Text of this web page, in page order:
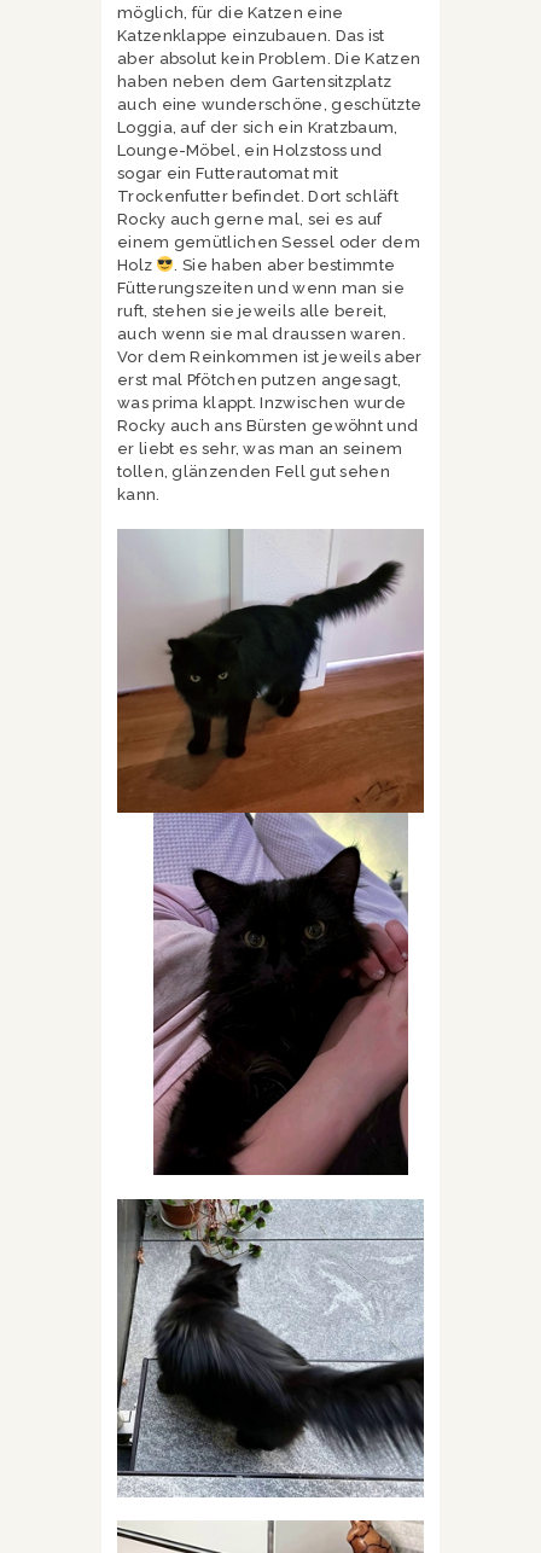
möglich, für die Katzen eine
Katzenklappe einzubauen. Das ist
aber absolut kein Problem. Die Katzen
haben neben dem Gartensitzplatz
auch eine wunderschöne, geschützte
Loggia, auf der sich ein Kratzbaum,
Lounge-Möbel, ein Holzstoss und
sogar ein Futterautomat mit
Trockenfutter befindet. Dort schläft
Rocky auch gerne mal, sei es auf
einem gemütlichen Sessel oder dem
Holz
. Sie haben aber bestimmte
Fütterungszeiten und wenn man sie
ruft, stehen sie jeweils alle bereit,
auch wenn sie mal draussen waren.
Vor dem Reinkommen ist jeweils aber
erst mal Pfötchen putzen angesagt,
was prima klappt. Inzwischen wurde
Rocky auch ans Bürsten gewöhnt und
er liebt es sehr, was man an seinem
tollen, glänzenden Fell gut sehen
kann.